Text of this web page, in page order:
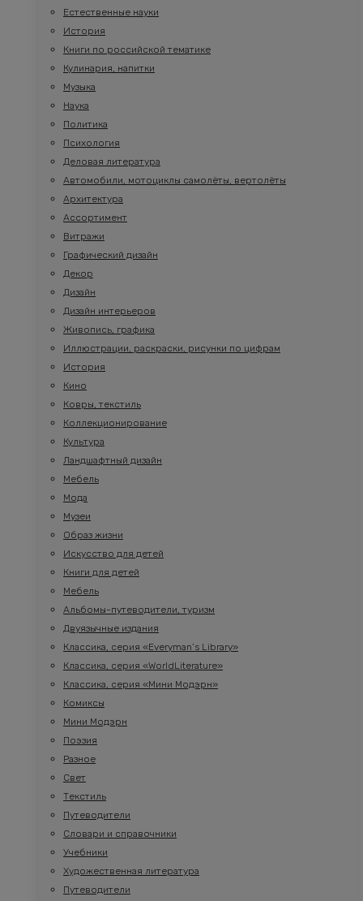
Естественные науки
История
Книги по российской тематике
Кулинария, напитки
Музыка
Наука
Политика
Психология
Деловая литература
Автомобили, мотоциклы самолёты, вертолёты
Архитектура
Ассортимент
Витражи
Графический дизайн
Декор
Дизайн
Дизайн интерьеров
Живопись, графика
Иллюстрации, раскраски, рисунки по цифрам
История
Кино
Ковры, текстиль
Коллекционирование
Культура
Ландшафтный дизайн
Мебель
Мода
Музеи
Образ жизни
Искусство для детей
Книги для детей
Мебель
Альбомы-путеводители, туризм
Двуязычные издания
Классика, серия «Everyman’s Library»
Классика, серия «WorldLiterature»
Классика, серия «Мини Модэрн»
Комиксы
Мини Модэрн
Поэзия
Разное
Свет
Текстиль
Путеводители
Словари и справочники
Учебники
Художественная литература
Путеводители